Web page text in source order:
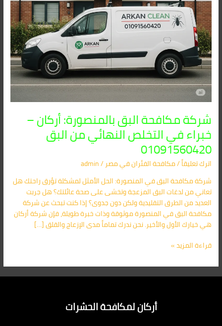
شركة مكافحة البق بالمنصورة: أركان –
خبراء في التخلص النهائي من البق
01091560420
اترك تعليقاً/مكافحة الفئران​ في مصر/
admin
شركة مكافحة البق في المنصورة: الحل الأمثل لمشكلة تؤرق راحتك هل
تعاني من لدغات البق المزعجة وتخشى على صحة عائلتك؟ هل جربت
العديد من الطرق التقليدية ولكن دون جدوى؟ إذا كنت تبحث عن شركة
مكافحة البق في المنصورة موثوقة وذات خبرة طويلة، فإن شركة أركان
هي خيارك الأول والأخير. نحن ندرك تماماً مدى الإزعاج والقلق […]
النهائي
من
البق
01091560420
قراءة المزيد »
أركان لمكافحة الحشرات